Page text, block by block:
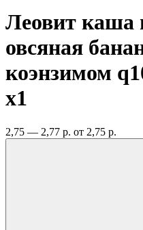
Леовит каша
овсяная
коэнзимом
x1
2,75 — 2,77 р. от 2,75 р.